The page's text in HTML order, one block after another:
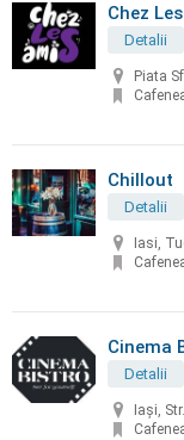
Chez
Detalii
Piata
Chillout
Detalii
Iasi,
Cinema
Detalii
Iași,